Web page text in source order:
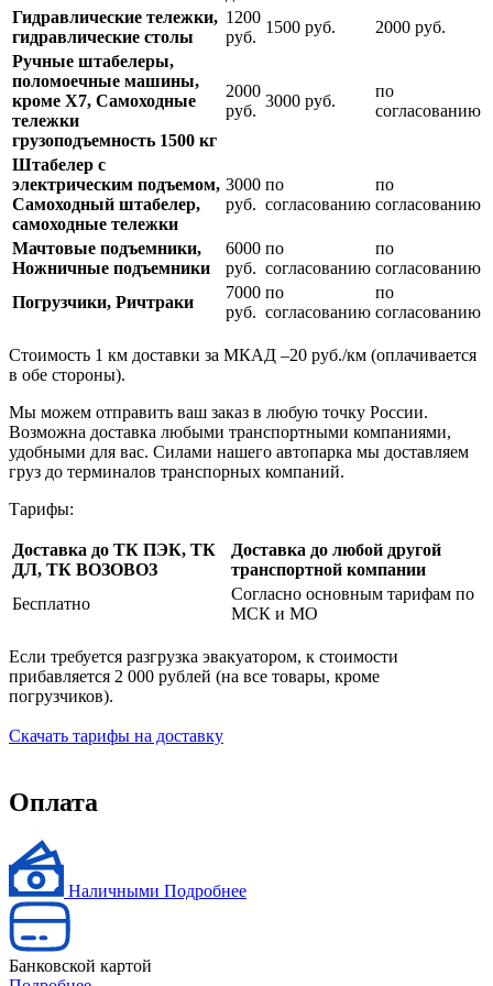
Гидравлические тележки,
гидравлические столы
1200
руб.
1500 руб.
2000 руб.
Ручные штабелеры,
поломоечные машины,
кроме Х7, Самоходные
тележки
грузоподъемность 1500 кг
2000
руб.
3000 руб.
по
согласованию
Штабелер с
электрическим подъемом,
Самоходный штабелер,
самоходные тележки
3000
руб.
по
согласованию
по
согласованию
Мачтовые подъемники,
Ножничные подъемники
6000
руб.
по
согласованию
по
согласованию
Погрузчики, Ричтраки
7000
руб.
по
согласованию
по
согласованию
Стоимость 1 км доставки за МКАД –20 руб./км (оплачивается
в обе стороны).
Мы можем отправить ваш заказ в любую точку России.
Возможна доставка любыми транспортными компаниями,
удобными для вас. Силами нашего автопарка мы доставляем
груз до терминалов транспорных компаний.
Тарифы:
Доставка до ТК ПЭК, ТК
ДЛ, ТК ВОЗОВОЗ
Доставка до любой другой
транспортной компании
Бесплатно
Согласно основным тарифам по
МСК и МО
Если требуется разгрузка эвакуатором, к стоимости
прибавляется 2 000 рублей (на все товары, кроме
погрузчиков).
Скачать тарифы на доставку
Оплата
Наличными Подробнее
Банковской картой